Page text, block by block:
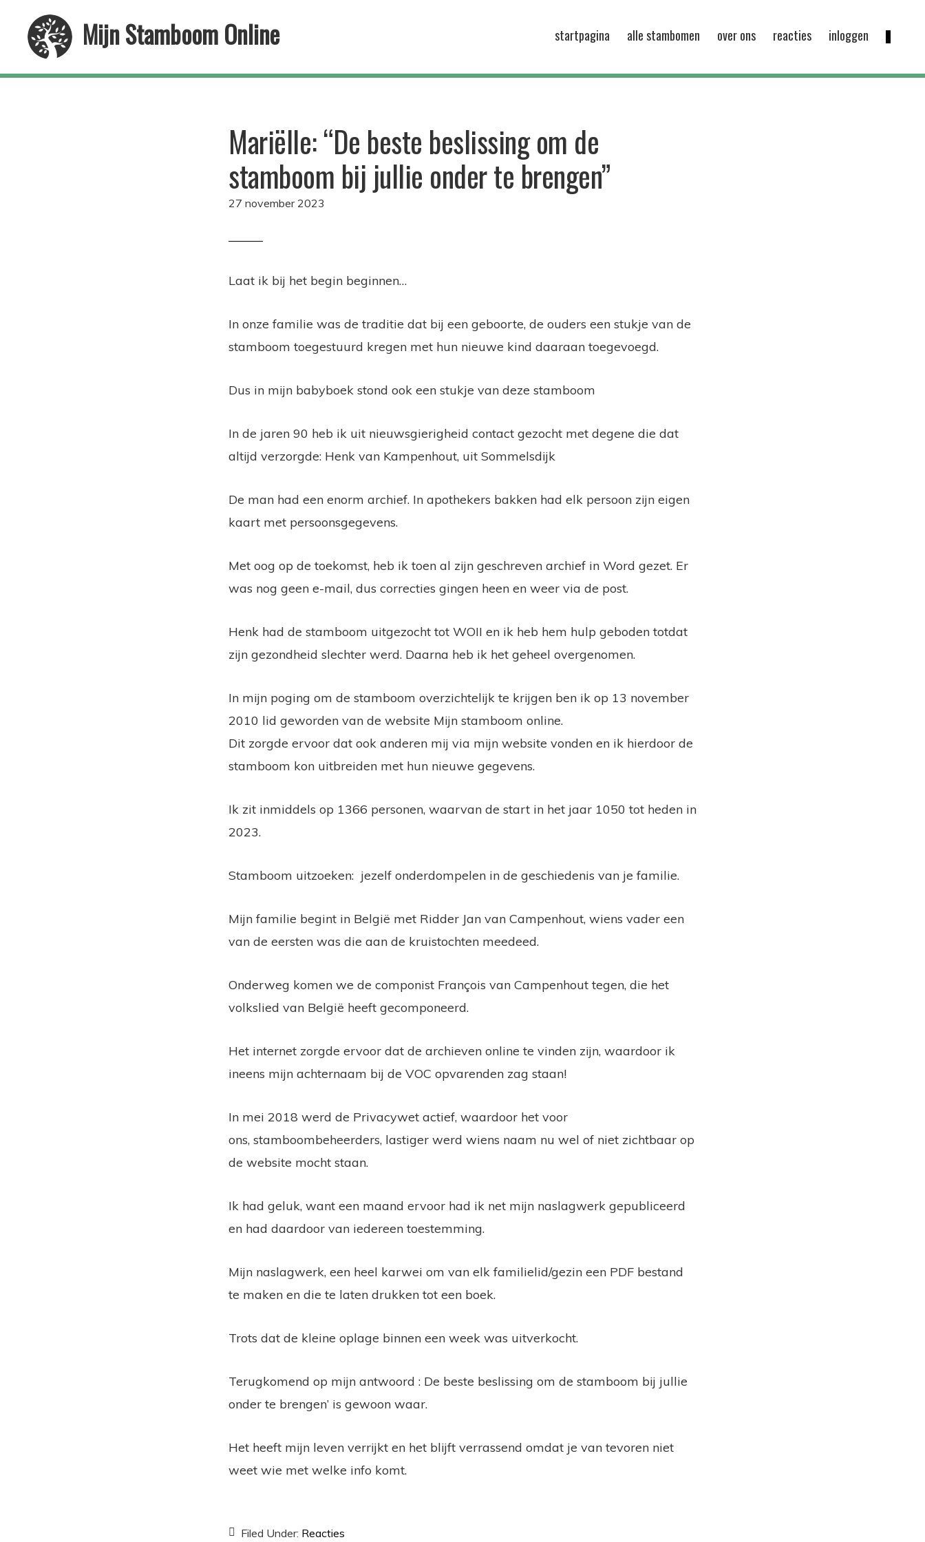
primary
navigation
content
Mijn Stamboom Online startpagina alle stambomen over ons reacties inloggen
Mariëlle: “De beste beslissing om de
stamboom bij jullie onder te brengen”
27 november 2023
Laat ik bij het begin beginnen…
In onze familie was de traditie dat bij een geboorte, de ouders een stukje van de
stamboom toegestuurd kregen met hun nieuwe kind daaraan toegevoegd.
Dus in mijn babyboek stond ook een stukje van deze stamboom
In de jaren 90 heb ik uit nieuwsgierigheid contact gezocht met degene die dat
altijd verzorgde: Henk van Kampenhout, uit Sommelsdijk
De man had een enorm archief. In apothekers bakken had elk persoon zijn eigen
kaart met persoonsgegevens.
Met oog op de toekomst, heb ik toen al zijn geschreven archief in Word gezet. Er
was nog geen e-mail, dus correcties gingen heen en weer via de post.
Henk had de stamboom uitgezocht tot WOII en ik heb hem hulp geboden totdat
zijn gezondheid slechter werd. Daarna heb ik het geheel overgenomen.
In mijn poging om de stamboom overzichtelijk te krijgen ben ik op 13 november
2010 lid geworden van de website Mijn stamboom online.
Dit zorgde ervoor dat ook anderen mij via mijn website vonden en ik hierdoor de
stamboom kon uitbreiden met hun nieuwe gegevens.
Ik zit inmiddels op 1366 personen, waarvan de start in het jaar 1050 tot heden in
2023.
Stamboom uitzoeken: jezelf onderdompelen in de geschiedenis van je familie.
Mijn familie begint in België met Ridder Jan van Campenhout, wiens vader een
van de eersten was die aan de kruistochten meedeed.
Onderweg komen we de componist François van Campenhout tegen, die het
volkslied van België heeft gecomponeerd.
Het internet zorgde ervoor dat de archieven online te vinden zijn, waardoor ik
ineens mijn achternaam bij de VOC opvarenden zag staan!
In mei 2018 werd de Privacywet actief, waardoor het voor
ons, stamboombeheerders, lastiger werd wiens naam nu wel of niet zichtbaar op
de website mocht staan.
Ik had geluk, want een maand ervoor had ik net mijn naslagwerk gepubliceerd
en had daardoor van iedereen toestemming.
Mijn naslagwerk, een heel karwei om van elk familielid/gezin een PDF bestand
te maken en die te laten drukken tot een boek.
Trots dat de kleine oplage binnen een week was uitverkocht.
Terugkomend op mijn antwoord : De beste beslissing om de stamboom bij jullie
onder te brengen’ is gewoon waar.
Het heeft mijn leven verrijkt en het blijft verrassend omdat je van tevoren niet
weet wie met welke info komt.
Filed Under: Reacties